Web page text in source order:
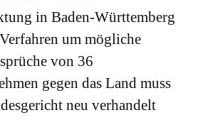
in Baden-Württemberg
um mögliche
von 36
gegen das Land muss
neu verhandelt